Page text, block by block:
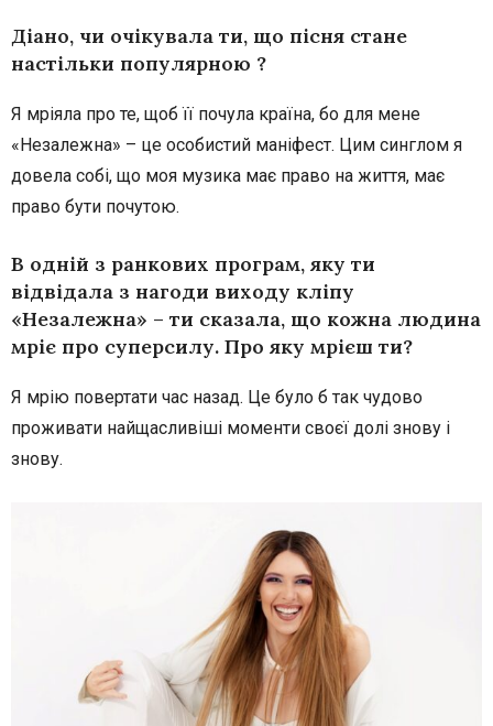
Діано, чи очікувала ти, що пісня стане
настільки популярною ?
Я мріяла про те, щоб її почула країна, бо для мене
«Незалежна» – це особистий маніфест. Цим синглом я
довела собі, що моя музика має право на життя, має
право бути почутою.
В одній з ранкових програм, яку ти
відвідала з нагоди виходу кліпу
«Незалежна» – ти сказала, що кожна людина
мріє про суперсилу. Про яку мрієш ти?
Я мрію повертати час назад. Це було б так чудово
проживати найщасливіші моменти своєї долі знову і
знову.